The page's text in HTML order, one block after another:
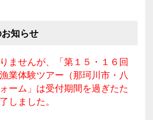
知らせ
ませんが、「第１５・１６回
業体験ツアー（那珂川市・八
ーム」は受付期間を過ぎたた
しました。